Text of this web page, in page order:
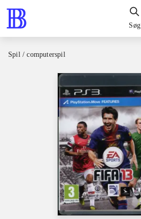
Søg
Spil / computerspil